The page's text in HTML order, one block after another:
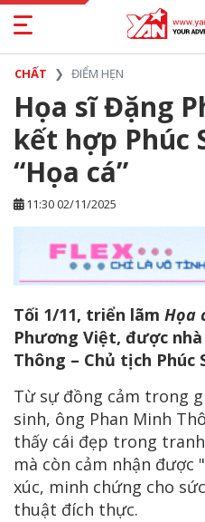
CHẤT ĐIỂM HẸN
Họa sĩ Đặng
kết hợp Phúc
“Họa cá”
11:30 02/11/2025
Tối 1/11, triển lãm Họa
Phương Việt, được
Thông – Chủ tịch Phúc
Từ sự đồng cảm trong
sinh, ông Phan Minh
thấy cái đẹp trong
mà còn cảm nhận được
xúc, minh chứng cho
thuật đích thực.